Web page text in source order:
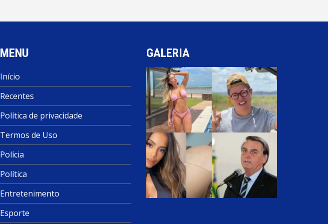
MENU
Início
Recentes
Política de privacidade
Termos de Uso
Polícia
Política
Entretenimento
Esporte
GALERIA